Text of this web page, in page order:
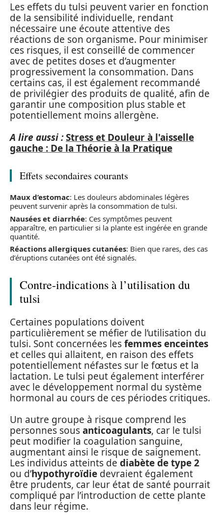
Les effets du tulsi peuvent varier en fonction
de la sensibilité individuelle, rendant
nécessaire une écoute attentive des
réactions de son organisme. Pour minimiser
ces risques, il est conseillé de commencer
avec de petites doses et d’augmenter
progressivement la consommation. Dans
certains cas, il est également recommandé
de privilégier des produits de qualité, afin de
garantir une composition plus stable et
potentiellement moins allergène.
A lire aussi :Stress et Douleur à l'aisselle
gauche : De la Théorie à la Pratique
Effets secondaires courants
Maux d’estomac: Les douleurs abdominales légères
peuvent survenir après la consommation de tulsi.
Nausées et diarrhée: Ces symptômes peuvent
apparaître, en particulier si la plante est ingérée en grande
quantité.
Réactions allergiques cutanées: Bien que rares, des cas
d’éruptions cutanées ont été signalés.
Contre-indications à l’utilisation du
tulsi
Certaines populations doivent
particulièrement se méfier de l’utilisation du
tulsi. Sont concernées lesfemmes enceintes
et celles qui allaitent, en raison des effets
potentiellement néfastes sur le fœtus et la
lactation. Le tulsi peut également interférer
avec le développement normal du système
hormonal au cours de ces périodes critiques.
Un autre groupe à risque comprend les
personnes sousanticoagulants, car le tulsi
peut modifier la coagulation sanguine,
augmentant ainsi le risque de saignement.
Les individus atteints de diabète de type 2
ou d’hypothyroïdie devraient également
être prudents, car leur état de santé pourrait
compliqué par l’introduction de cette plante
dans leur régime.